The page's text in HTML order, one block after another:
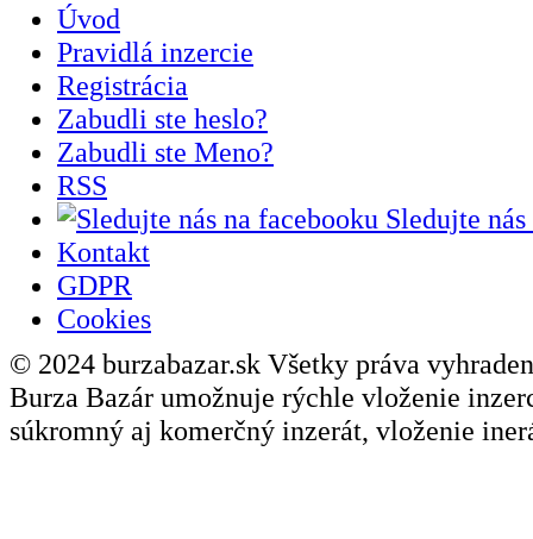
Úvod
Pravidlá inzercie
Registrácia
Zabudli ste heslo?
Zabudli ste Meno?
RSS
Sledujte
Kontakt
GDPR
Cookies
© 2024 burzabazar.sk Všetky práva
Burza Bazár umožnuje rýchle vloženie
súkromný aj komerčný inzerát, vloženie